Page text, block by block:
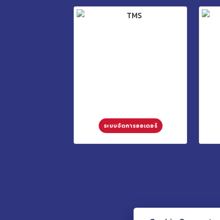
ระบบจัดการออเดอร์